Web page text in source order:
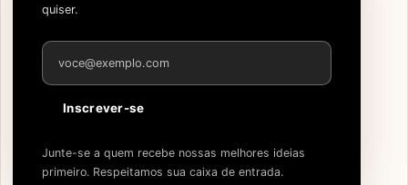
quiser.
Endereço de e-mail
Inscrever-se
Junte-se a quem recebe nossas melhores ideias
primeiro. Respeitamos sua caixa de entrada.